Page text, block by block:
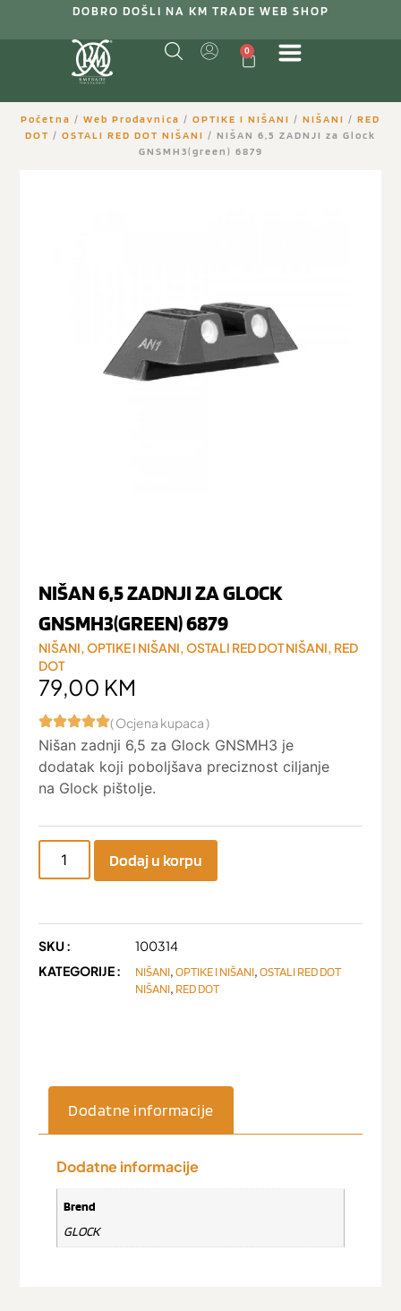
DOBRO DOŠLI NA KM TRADE WEB SHOP
0
Početna / Web Prodavnica / OPTIKE I NIŠANI / NIŠANI / RED
DOT / OSTALI RED DOT NIŠANI / NIŠAN 6,5 ZADNJI za Glock
GNSMH3(green) 6879
NIŠAN 6,5 ZADNJI ZA GLOCK
GNSMH3(GREEN) 6879
NIŠANI,OPTIKE I NIŠANI,OSTALI RED DOT NIŠANI, RED
DOT
79,00 KM
( Ocjena kupaca )
Nišan zadnji 6,5 za Glock GNSMH3 je
dodatak koji poboljšava preciznost ciljanje
na Glock pištolje.
Dodaj u korpu
SKU :
100314
KATEGORIJE :
NIŠANI,OPTIKE I NIŠANI,OSTALI RED DOT
NIŠANI, RED DOT
Dodatne informacije
Dodatne informacije
Brend
GLOCK